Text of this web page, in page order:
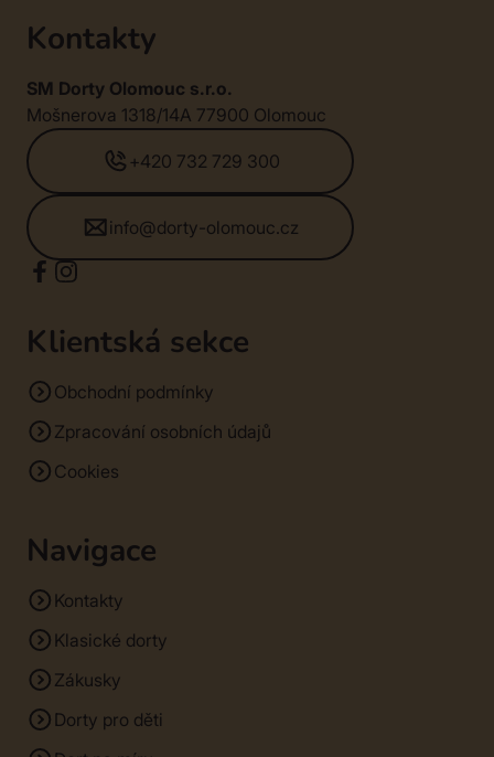
Kontakty
SM Dorty Olomouc s.r.o.
Mošnerova 1318/14A 77900 Olomouc
+420 732 729 300
info@dorty-olomouc.cz
Klientská sekce
Obchodní podmínky
Zpracování osobních údajů
Cookies
Navigace
Kontakty
Klasické dorty
Zákusky
Dorty pro děti